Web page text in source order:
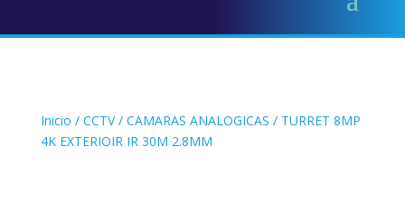
Inicio / CCTV/ CAMARAS ANALOGICAS / TURRET 8MP
4K EXTERIOIR IR 30M 2.8MM